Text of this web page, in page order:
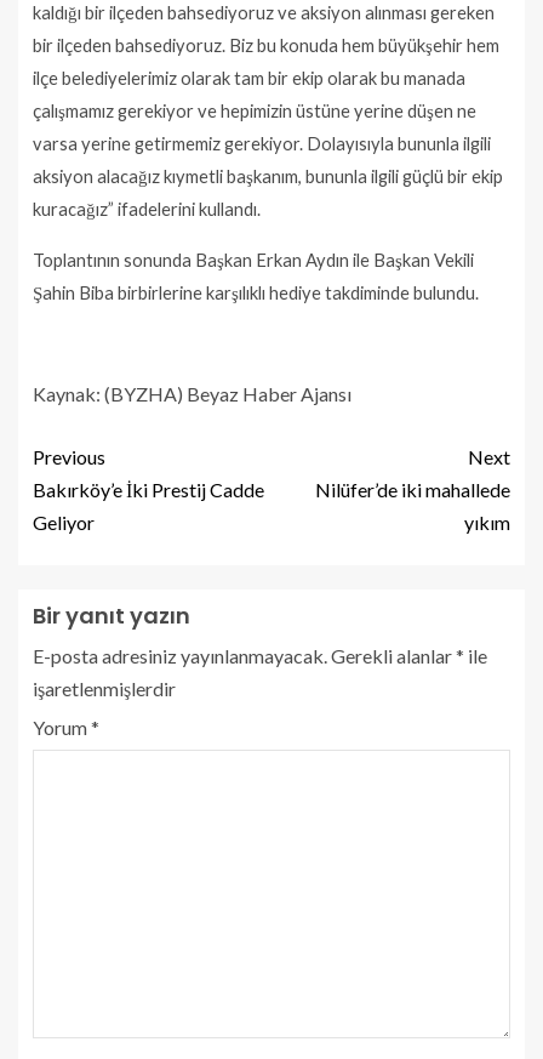
kaldığı bir ilçeden bahsediyoruz ve aksiyon alınması gereken
bir ilçeden bahsediyoruz. Biz bu konuda hem büyükşehir hem
ilçe belediyelerimiz olarak tam bir ekip olarak bu manada
çalışmamız gerekiyor ve hepimizin üstüne yerine düşen ne
varsa yerine getirmemiz gerekiyor. Dolayısıyla bununla ilgili
aksiyon alacağız kıymetli başkanım, bununla ilgili güçlü bir ekip
kuracağız” ifadelerini kullandı.
Toplantının sonunda Başkan Erkan Aydın ile Başkan Vekili
Şahin Biba birbirlerine karşılıklı hediye takdiminde bulundu.
Kaynak: (BYZHA) Beyaz Haber Ajansı
Previous
Bakırköy’e İki Prestij Cadde
Geliyor
Next
Nilüfer’de iki mahallede
yıkım
Bir yanıt yazın
E-posta adresiniz yayınlanmayacak. Gerekli alanlar* ile
işaretlenmişlerdir
Yorum*